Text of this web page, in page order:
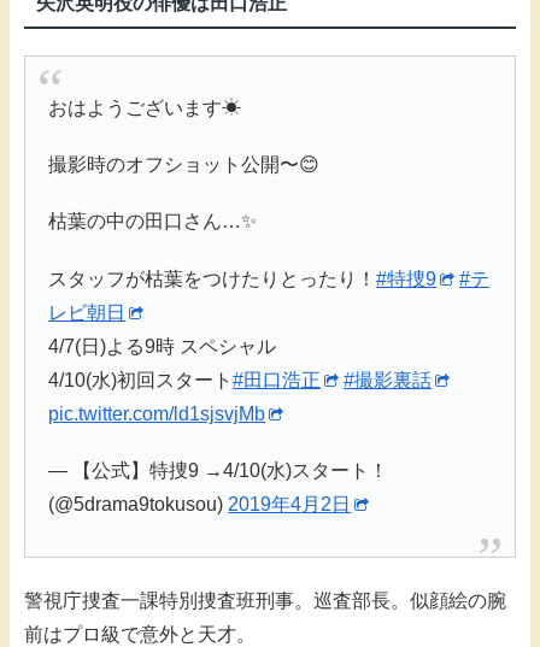
おはようございます☀
撮影時のオフショット公開〜😊
枯葉の中の田口さん…✨
スタッフが枯葉をつけたりとったり！#特捜9
#テ
レビ朝日
4/7(日)よる9時 スペシャル
4/10(水)初回スタート#田口浩正
#撮影裏話
pic.twitter.com/ld1sjsvjMb
— 【公式】特捜9 →4/10(水)スタート！
(@5drama9tokusou) 2019年4月2日
警視庁捜査一課特別捜査班刑事。巡査部長。似顔絵の腕
前はプロ級で意外と天才。